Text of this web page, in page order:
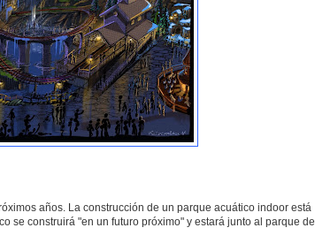
años. La construcción de un parque acuático indoor está
se construirá "en un futuro próximo" y estará junto al parque de